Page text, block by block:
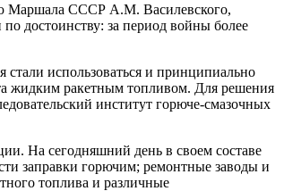
Маршала СССР А.М. Василевского,
достоинству: за период войны более
использоваться и принципиально
жидким ракетным топливом. Для решения
институт горюче-смазочных
На сегодняшний день в своем составе
заправки горючим; ремонтные заводы и
топлива и различные